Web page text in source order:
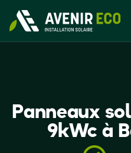
Panneaux
9kWc à